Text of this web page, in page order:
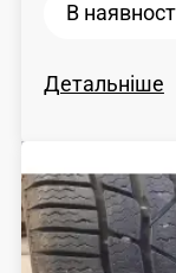
В
Детальніше